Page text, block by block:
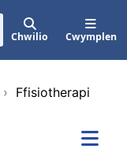
Chwilio Cwymplen
› Ffisiotherapi